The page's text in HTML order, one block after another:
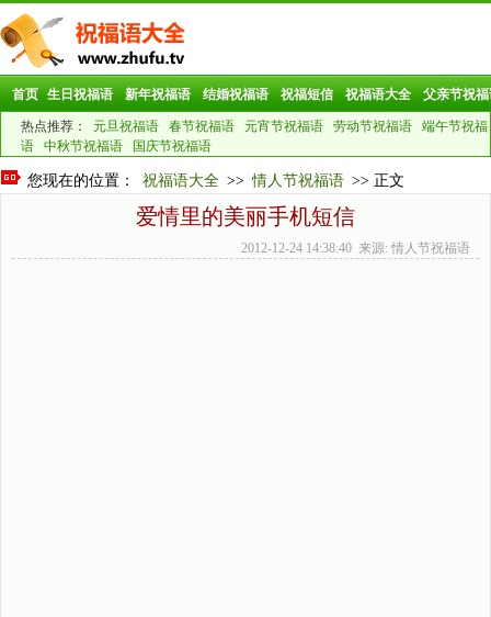
首页 生日祝福语 新年祝福语 结婚祝福语 祝福短信 祝福语大全 父亲节祝
热点推荐： 元旦祝福语 春节祝福语 元宵节祝福语 劳动节祝福语
端午节祝福
语
中秋节祝福语 国庆节祝福语
您现在的位置： 祝福语大全 >> 情人节祝福语 >> 正文
爱情里的美丽手机短信
2012-12-24 14:38:40 来源: 情人节祝福语